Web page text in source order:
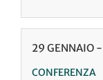
29 GENNAIO -
CONFERENZA